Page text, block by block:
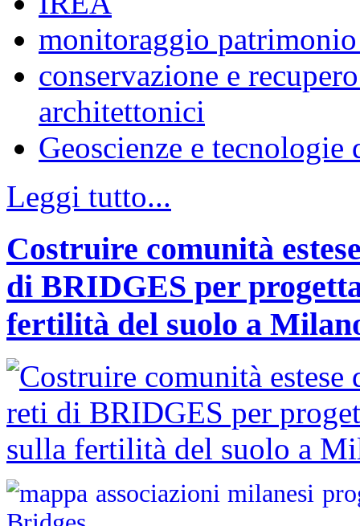
monitoraggio
conservazione e
architettonici
Geoscienze e
Leggi tutto...
Costruire comunità
di BRIDGES per
fertilità del suolo a